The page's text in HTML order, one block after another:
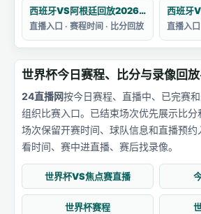
西班牙VS阿根廷回放2026卡塔尔世界杯
直播入口 · 赛程时间 · 比分回放 直播入
世界杯今日赛程、比分与录像回
24直播网按今日赛程、直播中、已完赛
组织比赛入口。已结束场次优先展示比
场次保留开赛时间、球队信息和直播预
看时间、赛中进直播、赛后找录像。
世界杯VS焦点赛直播
世界杯赛程